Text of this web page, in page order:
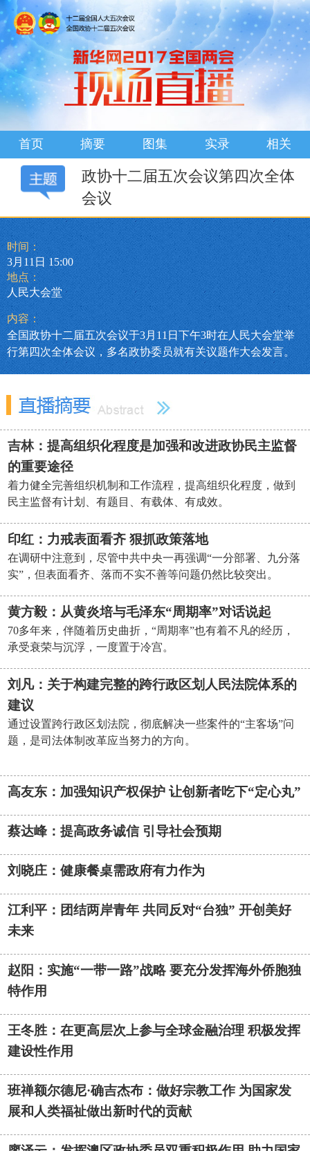
首页 摘要 图集 实录 相关
政协十二届五次会议第四次全体
会议
时间：
3月11日 15:00
地点：
人民大会堂
内容：
全国政协十二届五次会议于3月11日下午3时在人民大会堂举
行第四次全体会议，多名政协委员就有关议题作大会发言。
吉林：提高组织化程度是加强和改进政协民主监督
的重要途径
着力健全完善组织机制和工作流程，提高组织化程度，做到
民主监督有计划、有题目、有载体、有成效。
印红：力戒表面看齐 狠抓政策落地
在调研中注意到，尽管中共中央一再强调“一分部署、九分落
实”，但表面看齐、落而不实不善等问题仍然比较突出。
黄方毅：从黄炎培与毛泽东“周期率”对话说起
70多年来，伴随着历史曲折，“周期率”也有着不凡的经历，
承受衰荣与沉浮，一度置于冷宫。
刘凡：关于构建完整的跨行政区划人民法院体系的
建议
通过设置跨行政区划法院，彻底解决一些案件的“主客场”问
题，是司法体制改革应当努力的方向。
高友东：加强知识产权保护 让创新者吃下“定心丸”
蔡达峰：提高政务诚信 引导社会预期
刘晓庄：健康餐桌需政府有力作为
江利平：团结两岸青年 共同反对“台独” 开创美好
未来
赵阳：实施“一带一路”战略 要充分发挥海外侨胞独
特作用
王冬胜：在更高层次上参与全球金融治理 积极发挥
建设性作用
班禅额尔德尼·确吉杰布：做好宗教工作 为国家发
展和人类福祉做出新时代的贡献